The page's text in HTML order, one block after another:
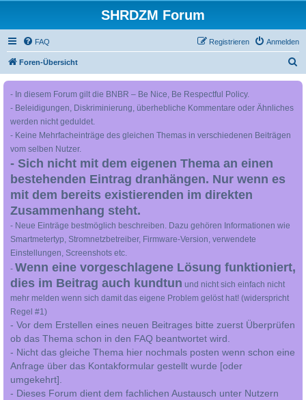
SHRDZM Forum
FAQ Anmelden
Registrieren
Foren-Übersicht
- In diesem Forum gilt die BNBR – Be Nice, Be Respectful Policy.
- Beleidigungen, Diskriminierung, überhebliche Kommentare oder Ähnliches
werden nicht geduldet.
- Keine Mehrfacheinträge des gleichen Themas in verschiedenen Beiträgen
vom selben Nutzer.
- Sich nicht mit dem eigenen Thema an einen
bestehenden Eintrag dranhängen. Nur wenn es
mit dem bereits existierenden im direkten
Zusammenhang steht.
- Neue Einträge bestmöglich beschreiben. Dazu gehören Informationen wie
Smartmetertyp, Stromnetzbetreiber, Firmware-Version, verwendete
Einstellungen, Screenshots etc.
- Wenn eine vorgeschlagene Lösung funktioniert,
dies im Beitrag auch kundtun und nicht sich einfach nicht
mehr melden wenn sich damit das eigene Problem gelöst hat! (widerspricht
Regel #1)
- Vor dem Erstellen eines neuen Beitrages bitte zuerst Überprüfen
ob das Thema schon in den FAQ beantwortet wird.
- Nicht das gleiche Thema hier nochmals posten wenn schon eine
Anfrage über das Kontakformular gestellt wurde [oder
umgekehrt].
- Dieses Forum dient dem fachlichen Austausch unter Nutzern